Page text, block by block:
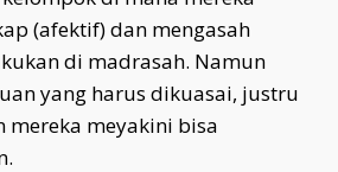
(afektif) dan mengasah
di madrasah. Namun
yang harus dikuasai, justru
mereka meyakini bisa